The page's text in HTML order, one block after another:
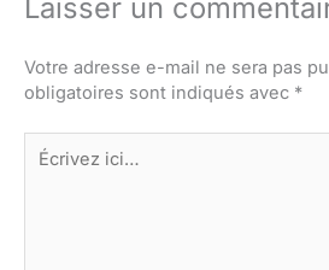
Laisser un
Votre adresse e-mail ne sera pas
obligatoires sont indiqués avec *
Écrivez
ici…